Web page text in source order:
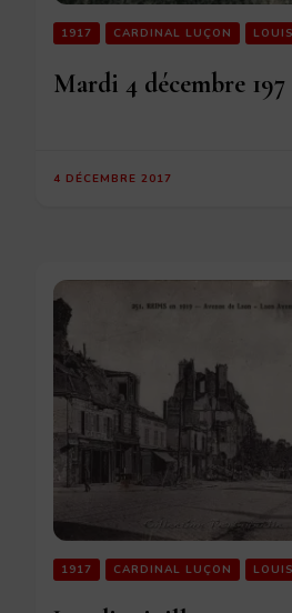
1917 CARDINAL LUÇON
Mardi 4 décembre 197
4 DÉCEMBRE 2017
1917 CARDINAL LUÇON